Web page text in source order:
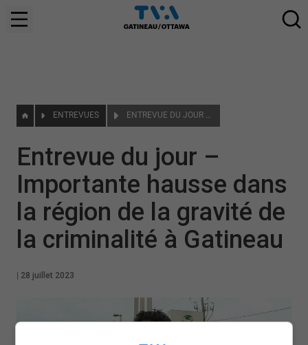
ENTREVUES ENTREVUE DU JOUR – IMPORTANTE HAUSSE DANS LA RÉGION DE LA GRAVITÉ DE LA CRIMINALITÉ À GATINEAU
Entrevue du jour –
Importante hausse dans
la région de la gravité de
la criminalité à Gatineau
28 juillet 2023